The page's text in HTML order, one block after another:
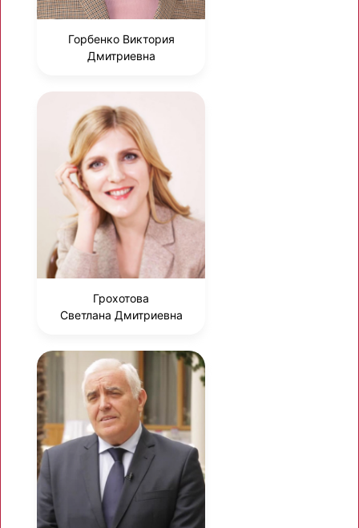
Горбенко Виктория
Дмитриевна
Грохотова
Светлана Дмитриевна